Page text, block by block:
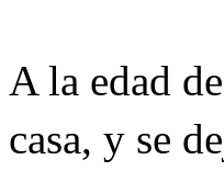
A la edad
casa, y se